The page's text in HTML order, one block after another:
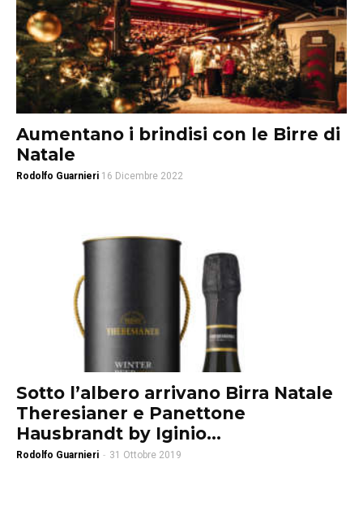
Aumentano i brindisi con le Birre di
Natale
Rodolfo Guarnieri 16 Dicembre 2022
Sotto l’albero arrivano Birra Natale
Theresianer e Panettone
Hausbrandt by Iginio...
Rodolfo Guarnieri - 31 Ottobre 2019